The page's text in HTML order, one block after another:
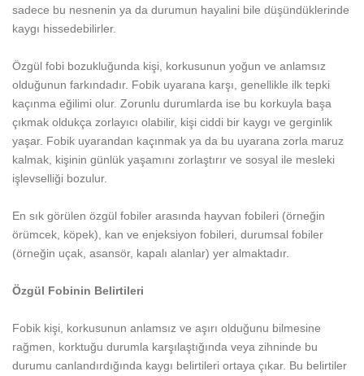
sadece bu nesnenin ya da durumun hayalini bile düşündüklerinde
kaygı hissedebilirler.
Özgül fobi bozukluğunda kişi, korkusunun yoğun ve anlamsız
olduğunun farkındadır. Fobik uyarana karşı, genellikle ilk tepki
kaçınma eğilimi olur. Zorunlu durumlarda ise bu korkuyla başa
çıkmak oldukça zorlayıcı olabilir, kişi ciddi bir kaygı ve gerginlik
yaşar. Fobik uyarandan kaçınmak ya da bu uyarana zorla maruz
kalmak, kişinin günlük yaşamını zorlaştırır ve sosyal ile mesleki
işlevselliği bozulur.
En sık görülen özgül fobiler arasında hayvan fobileri (örneğin
örümcek, köpek), kan ve enjeksiyon fobileri, durumsal fobiler
(örneğin uçak, asansör, kapalı alanlar) yer almaktadır.
Özgül Fobinin Belirtileri
Fobik kişi, korkusunun anlamsız ve aşırı olduğunu bilmesine
rağmen, korktuğu durumla karşılaştığında veya zihninde bu
durumu canlandırdığında kaygı belirtileri ortaya çıkar. Bu belirtiler